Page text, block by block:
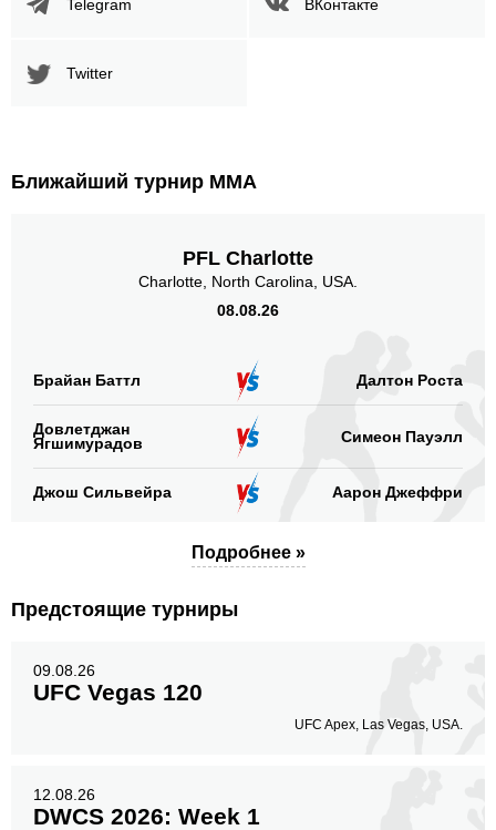
Telegram ВКонтакте
Twitter
Ближайший турнир ММА
PFL Charlotte
Charlotte, North Carolina, USA.
08.08.26
Брайан Баттл Далтон Роста
Довлетджан
Ягшимурадов
Симеон Пауэлл
Джош Сильвейра Аарон Джеффри
Подробнее »
Предстоящие турниры
09.08.26
UFC Vegas 120
UFC Apex, Las Vegas, USA.
12.08.26
DWCS 2026: Week 1